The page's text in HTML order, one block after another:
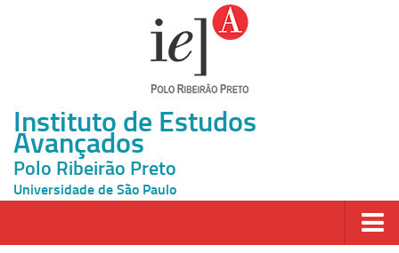
Instituto de Estudos
Avançados
Polo Ribeirão Preto
Universidade de São Paulo